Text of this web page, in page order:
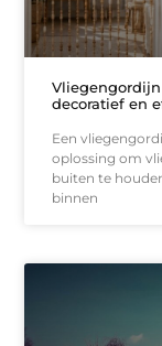
decoratief en
Een
oplossing om
buiten te
binnen